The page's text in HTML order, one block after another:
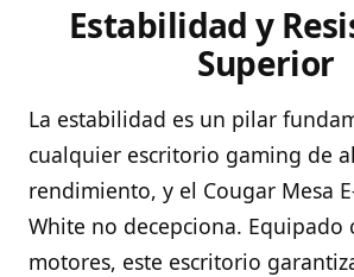
Estabilidad y
Superior
La estabilidad es un pilar
cualquier escritorio gaming de
rendimiento, y el Cougar Mesa
White no decepciona. Equipado
motores, este escritorio